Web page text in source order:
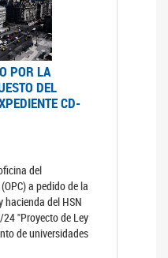
POR LA
DEL
CD-
del
a pedido de la
hacienda del HSN
24 "Proyecto de Ley
de universidades